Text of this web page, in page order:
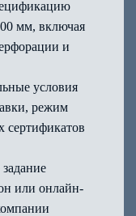
мм, включая
и
условия
режим
сертификатов
или онлайн-